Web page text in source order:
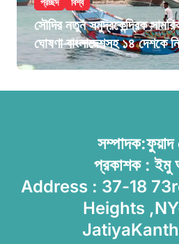
সৌদির নতুন সমুদ্রকেন্দ্রিক
ঘোষণা বাংলাদেশসহ ১৪ দেশকে
সম্পাদক:ফুয়াদ
প্রকাশক : ইমু
Address : 37-18
Heights